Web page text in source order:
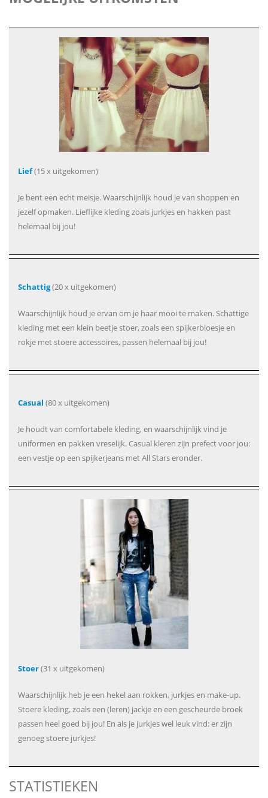
Lief(15 x uitgekomen)
Je bent een echt meisje. Waarschijnlijk houd je van shoppen en
jezelf opmaken. Lieflijke kleding zoals jurkjes en hakken past
helemaal bij jou!
Schattig(20 x uitgekomen)
Waarschijnlijk houd je ervan om je haar mooi te maken. Schattige
kleding met een klein beetje stoer, zoals een spijkerbloesje en
rokje met stoere accessoires, passen helemaal bij jou!
Casual (80 x uitgekomen)
Je houdt van comfortabele kleding, en waarschijnlijk vind je
uniformen en pakken vreselijk. Casual kleren zijn prefect voor jou:
een vestje op een spijkerjeans met All Stars eronder.
Stoer(31 x uitgekomen)
Waarschijnlijk heb je een hekel aan rokken, jurkjes en make-up.
Stoere kleding, zoals een (leren) jackje en een gescheurde broek
passen heel goed bij jou! En als je jurkjes wel leuk vind: er zijn
genoeg stoere jurkjes!
STATISTIEKEN